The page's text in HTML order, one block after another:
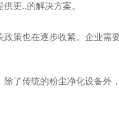
更..的解决方案。
策也在逐步收紧。企业需
了传统的粉尘净化设备外